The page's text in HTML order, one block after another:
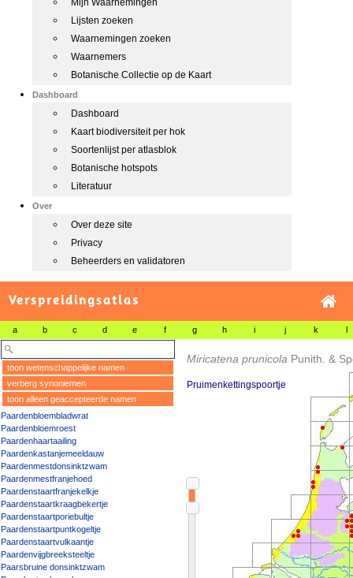
Mijn Waarnemingen
Lijsten zoeken
Waarnemingen zoeken
Waarnemers
Botanische Collectie op de Kaart
Dashboard
Dashboard
Kaart biodiversiteit per hok
Soortenlijst per atlasblok
Botanische hotspots
Literatuur
Over
Over deze site
Privacy
Beheerders en validatoren
Verspreidingsatlas
a b c d e f g h i j k l
toon wetenschappelijke namen
verberg synoniemen
toon alleen geaccepteerde namen
Paardenbloembladwrat
Paardenbloemroest
Paardenhaartaailing
Paardenkastanjemeeldauw
Paardenmestdonsinktzwam
Paardenmestfranjehoed
Paardenstaartfranjekelkje
Paardenstaartkraagbekertje
Paardenstaartporiebultje
Paardenstaartpuntkogeltje
Paardenstaartvulkaantje
Paardenvijgbreeksteeltje
Paarsbruine donsinktzwam
Miricatena prunicola Punith. &
Pruimenkettingspoortje